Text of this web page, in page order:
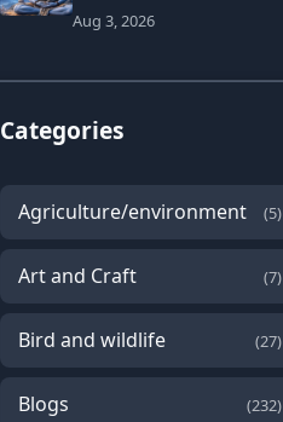
Aug 3, 2026
Categories
Agriculture/environment (5)
Art and Craft (7)
Bird and wildlife (27)
Blogs (232)